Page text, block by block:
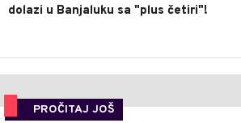
dolazi u Banjaluku sa "plus četiri"!
PROČITAJ JOŠ